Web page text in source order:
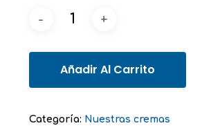
Añadir Al Carrito
Categoría: Nuestras cremas